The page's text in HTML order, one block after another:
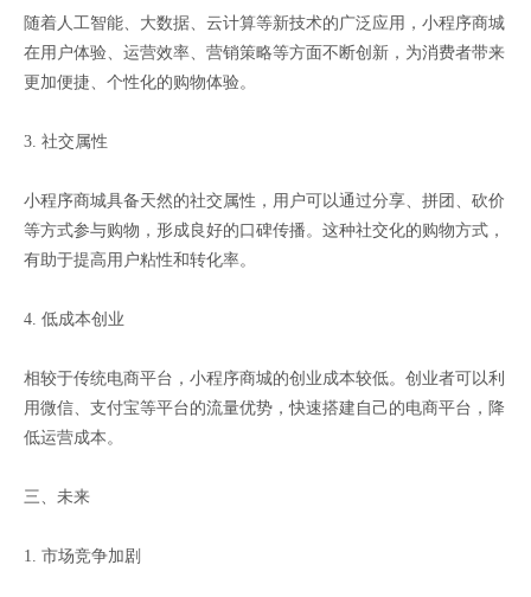
随着人工智能、大数据、云计算等新技术的广泛应用，小程序商城
在用户体验、运营效率、营销策略等方面不断创新，为消费者带来
更加便捷、个性化的购物体验。
3. 社交属性
小程序商城具备天然的社交属性，用户可以通过分享、拼团、砍价
等方式参与购物，形成良好的口碑传播。这种社交化的购物方式，
有助于提高用户粘性和转化率。
4. 低成本创业
相较于传统电商平台，小程序商城的创业成本较低。创业者可以利
用微信、支付宝等平台的流量优势，快速搭建自己的电商平台，降
低运营成本。
三、未来
1. 市场竞争加剧